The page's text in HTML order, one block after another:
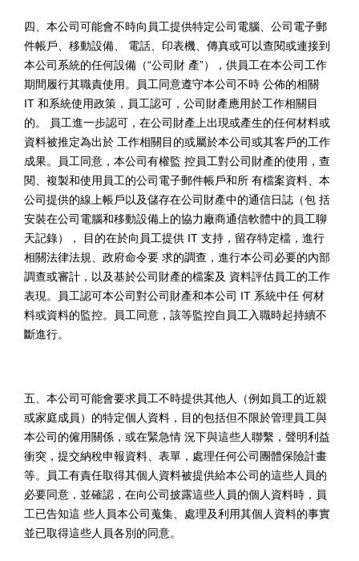
四、本公司可能會不時向員工提供特定公司電腦、公司電子郵
件帳戶、移動設備、 電話、印表機、傳真或可以查閱或連接到
本公司系統的任何設備（“公司財 產”），供員工在本公司工作
期間履行其職責使用。員工同意遵守本公司不時 公佈的相關
IT 和系統使用政策，員工認可，公司財產應用於工作相關目
的。 員工進一步認可，在公司財產上出現或產生的任何材料或
資料被推定為出於 工作相關目的或屬於本公司或其客戶的工作
成果。員工同意，本公司有權監 控員工對公司財產的使用，查
閱、複製和使用員工的公司電子郵件帳戶和所 有檔案資料、本
公司提供的線上帳戶以及儲存在公司財產中的通信日誌（包 括
安裝在公司電腦和移動設備上的協力廠商通信軟體中的員工聊
天記錄）， 目的在於向員工提供 IT 支持，留存特定檔，進行
相關法律法規、政府命令要 求的調查，進行本公司必要的內部
調查或審計，以及基於公司財產的檔案及 資料評估員工的工作
表現。員工認可本公司對公司財產和本公司 IT 系統中任 何材
料或資料的監控。員工同意，該等監控自員工入職時起持續不
斷進行。
五、本公司可能會要求員工不時提供其他人（例如員工的近親
或家庭成員）的特定個人資料，目的包括但不限於管理員工與
本公司的僱用關係，或在緊急情 況下與這些人聯繫，聲明利益
衝突，提交納稅申報資料、表單，處理任何公司團體保險計畫
等。員工有責任取得其個人資料被提供給本公司的這些人員的
必要同意，並確認，在向公司披露這些人員的個人資料時，員
工已告知這 些人員本公司蒐集、處理及利用其個人資料的事實
並已取得這些人員各別的同意。